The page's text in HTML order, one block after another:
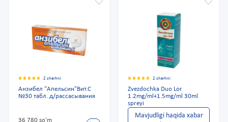
2 sharhni
Анзибел "Апельсин"Вит.С
№30 табл. д/рассасывания
36 780 so'm
2 sharhni
Zvezdochka Duo Lor
1.2mg/ml+1.5mg/ml 30ml
spreyi
Mavjudligi haqida xabar